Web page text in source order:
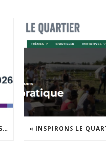
NOTRE NEWSLETTER DE JUIN EST EN LIGNE !